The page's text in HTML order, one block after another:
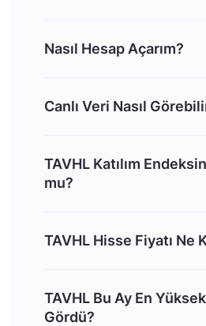
Nasıl Hesap Açarım?
Canlı Veri Nasıl
TAVHL Katılım
mu?
TAVHL Hisse Fiyatı Ne
TAVHL Bu Ay En Yüksek
Gördü?